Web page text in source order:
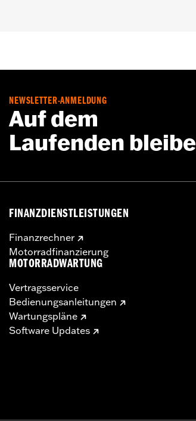
Eagle® Performance Produkten
auf abgesperrten Rennstrecken
Bundesstaaten den EPA-Vorschriften,
werden. Ein Verstoß gegen die
sich ziehen. Die Screamin’ Eagle®
NEWSLETTER-ANMELDUNG
Auf dem
Laufenden
FINANZDIENSTLEISTUNGEN
Finanzrechner
Motorradfinanzierung
MOTORRADWARTUNG
Vertragsservice
Bedienungsanleitungen
Wartungspläne
Software Updates